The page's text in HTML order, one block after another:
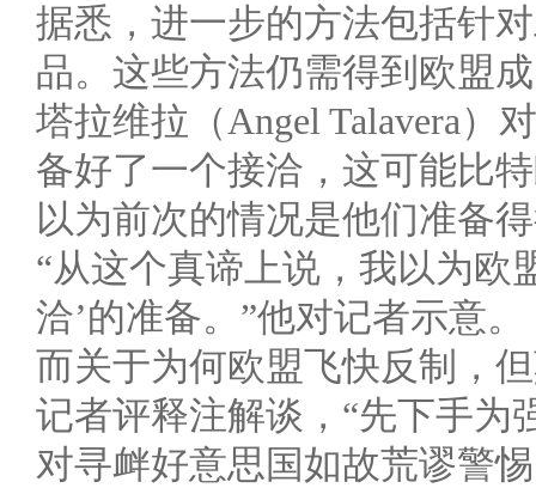
据悉，进一步的方法包括针
品。这些方法仍需得到欧盟
塔拉维拉（Angel Talavera）
备好了一个接洽，这可能比
以为前次的情况是他们准备
“从这个真谛上说，我以为欧
洽’的准备。”他对记者示意。
而关于为何欧盟飞快反制，
记者评释注解谈，“先下手为
对寻衅好意思国如故荒谬警